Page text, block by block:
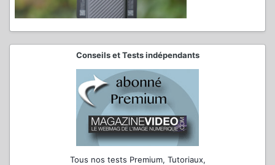
Conseils et Tests indépendants
Tous nos tests Premium, Tutoriaux,